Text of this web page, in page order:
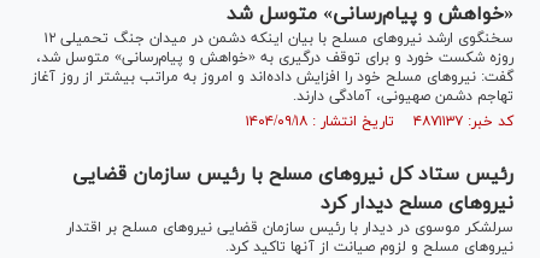
«خواهش و پیام‌رسانی» متوسل شد
سخنگوی ارشد نیرو‌های مسلح با بیان اینکه دشمن در میدان جنگ تحمیلی ۱۲
روزه شکست خورد و برای توقف درگیری به «خواهش و پیام‌رسانی» متوسل شد،
گفت: نیرو‌های مسلح خود را افزایش داده‌اند و امروز به مراتب بیشتر از روز آغاز
تهاجم دشمن صهیونی، آمادگی دارند.
کد خبر: ۴۸۷۱۱۳۷ تاریخ انتشار : ۱۴۰۴/۰۹/۱۸
رئیس ستاد کل نیرو‌های مسلح با رئیس سازمان قضایی
نیرو‌های مسلح دیدار کرد
سرلشکر موسوی در دیدار با رئیس سازمان قضایی نیروهای مسلح بر اقتدار
نیرو‌های مسلح و لزوم صیانت از آنها تاکید کرد.